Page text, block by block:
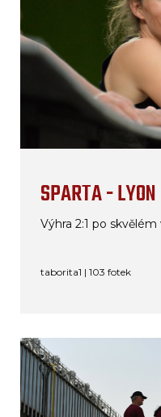
SPARTA - LYON
Výhra 2:1 po
taborita1 | 103 fotek